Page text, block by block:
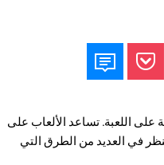
على اللعبة. تساعد الألعاب على
في العديد من الطرق التي